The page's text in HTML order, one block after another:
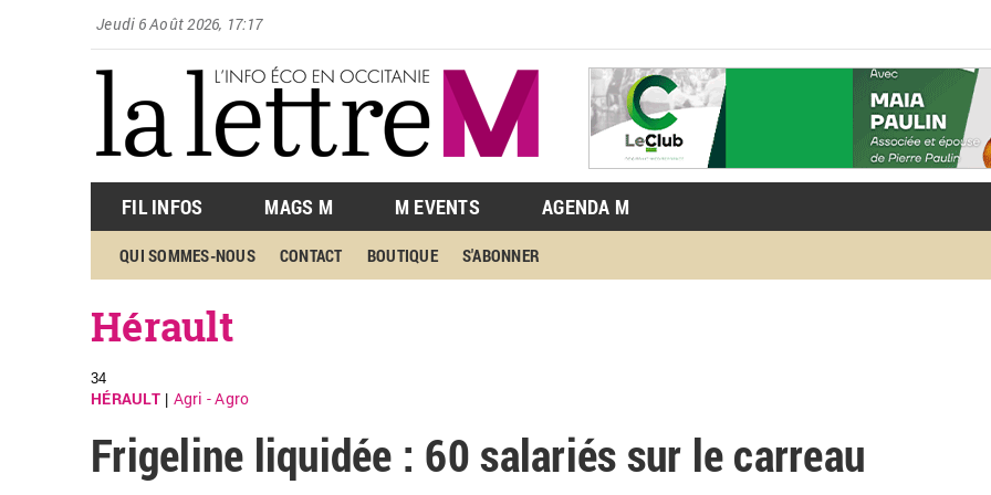
Jeudi 6 Août 2026, 17:17
FIL INFOS MAGS M M EVENTS AGENDA M
QUI SOMMES-NOUS CONTACT BOUTIQUE S'ABONNER
Hérault
34
HÉRAULT| Agri - Agro
Frigeline liquidée : 60 salariés sur le carreau